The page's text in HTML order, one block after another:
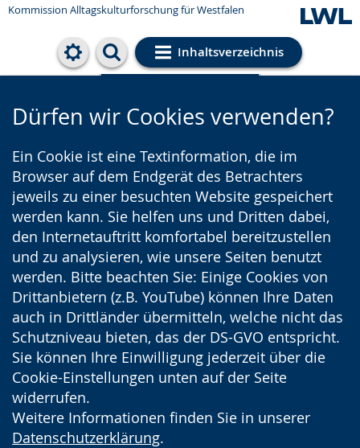
Kommission Alltagskulturforschung für Westfalen
Inhaltsverzeichnis
Cookie-Einstellungen
Dürfen wir Cookies verwenden?
Ein Cookie ist eine Textinformation, die im
Browser auf dem Endgerät des Betrachters
jeweils zu einer besuchten Website gespeichert
werden kann. Sie helfen uns und Dritten dabei,
den Internetauftritt komfortabel bereitzustellen
und zu analysieren, wie unsere Seiten benutzt
werden. Bitte beachten Sie: Einige Cookies von
Drittanbietern (z.B. YouTube) können Ihre Daten
auch in Drittländer übermitteln, welche nicht das
Schutzniveau bieten, das der DS-GVO entspricht.
Sie können Ihre Einwilligung jederzeit über die
Cookie-Einstellungen unten auf der Seite
widerrufen.
Weitere Informationen finden Sie in unserer
Datenschutzerklärung.